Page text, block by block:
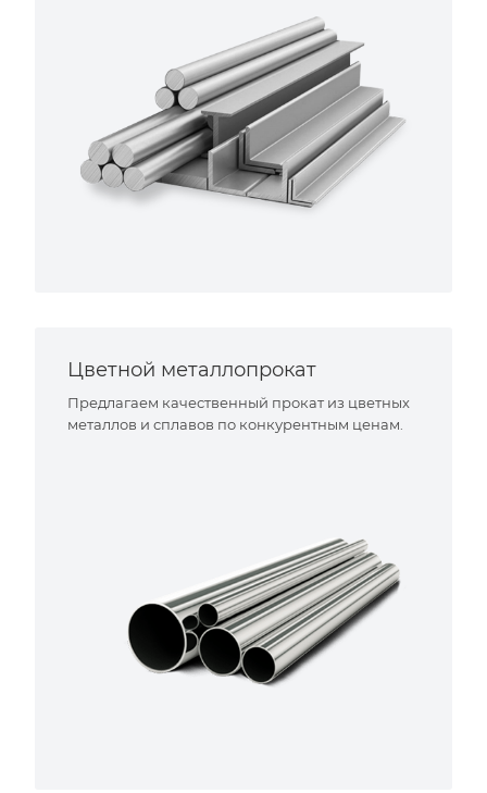
Цветной металлопрокат
Предлагаем качественный прокат из цветных
металлов и сплавов по конкурентным ценам.